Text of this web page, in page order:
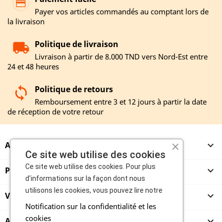
Payer vos articles commandés au comptant lors de
la livraison
Politique de livraison
Livraison à partir de 8.000 TND vers Nord-Est entre
24 et 48 heures
Politique de retours
Remboursement entre 3 et 12 jours à partir la date
de réception de votre retour
A PROPOS 
PRODUITS 
VENDEURS 
Ce site web utilise des cookies
Ce site web utilise des cookies. Pour plus
d'informations sur la façon dont nous
utilisons les cookies, vous pouvez lire notre
Notification sur la confidentialité et les
cookies